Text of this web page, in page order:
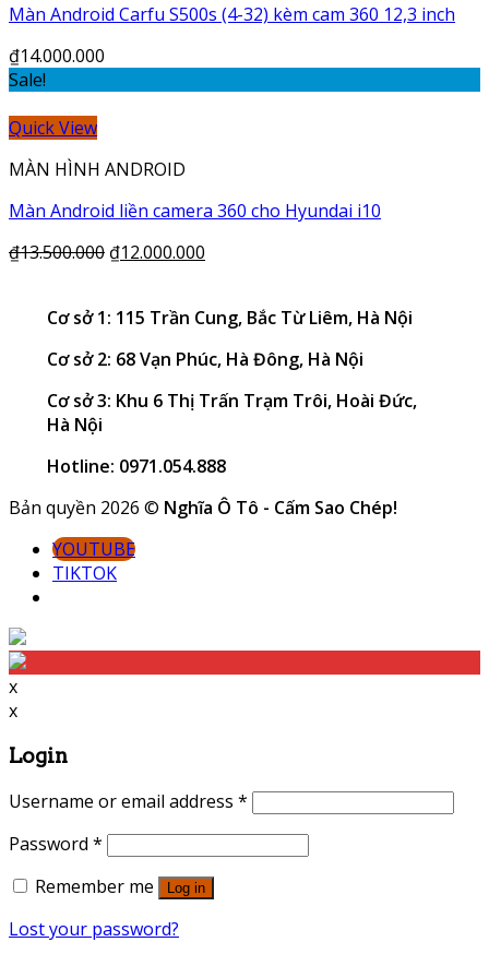
Màn Android Carfu S500s (4-32) kèm cam 360 12,3 inch
₫14.000.000
Sale!
Quick View
MÀN HÌNH ANDROID
Màn Android liền camera 360 cho Hyundai i10
₫13.500.000 ₫12.000.000
Cơ sở 1: 115 Trần Cung, Bắc Từ Liêm, Hà Nội
Cơ sở 2: 68 Vạn Phúc, Hà Đông, Hà Nội
Cơ sở 3: Khu 6 Thị Trấn Trạm Trôi, Hoài Đức,
Hà Nội
Hotline: 0971.054.888
Bản quyền 2026 © Nghĩa Ô Tô - Cấm Sao Chép!
YOUTUBE
TIKTOK
x
x
Login
Username or email address *
Password *
Remember me
Log in
Lost your password?